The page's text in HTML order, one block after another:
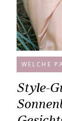
WELCHE
Style-